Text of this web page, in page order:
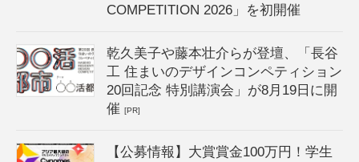
COMPETITION 2026」を初開催
乾久美子や藤本壮介らが登壇、「長谷
工 住まいのデザインコンペティション
20回記念 特別講演会」が8月19日に開
催[PR]
【公募情報】大賞賞金100万円！学生